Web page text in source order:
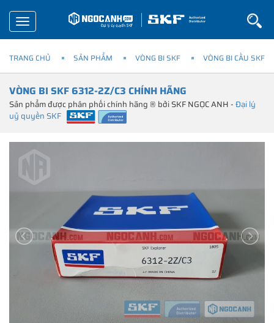
Toggle
navigation
TRANG CHỦ SẢN PHẨM VÒNG BI SKF VÒNG BI CẦU SKF
VÒNG BI SKF 6312-2Z/C3 CHÍNH HÃNG
Sản phẩm được phân phối chính hãng ® bởi SKF NGỌC ANH -Đại lý
uỷ quyền SKF